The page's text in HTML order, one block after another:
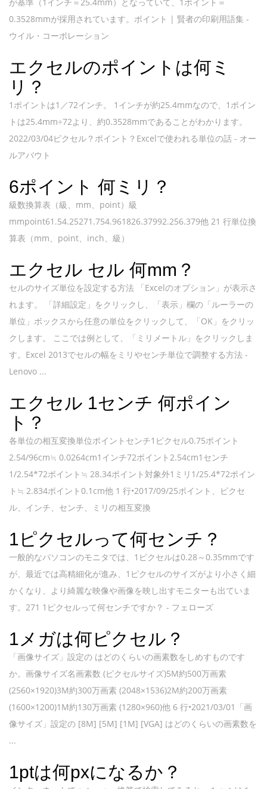
0.3528mmが採用されています。ポイント | 賢者の印刷用語集 -
ウイル・コーポレーション
エクセルのポイントは何ミ
リ？
1ポイントは1／72インチ。 1インチが約25.4mmなので、1ポイン
トは25.4mm÷72より、約0.3528mmであることがわかります。
2022/03/04ピクセル？ポイント？Excelで使われる単位の話 - オー
ルアバウト
6ポイント 何ミリ？
級数換算表（級、mm、point）級
mmpoint61.54.25271.754.961826.37992.256.379他 21 行単位換
算表（mm、point、inch、級）
エクセル セル 何mm？
セルのサイズ単位を設定する方法​ 「Excelのオプション」が表示さ
れます。 「詳細設定」をクリックし、「表示」欄の「ルーラーの
単位」ボックスから任意の単位をクリックして、「OK」をクリッ
クします。 ここでは例として、「ミリメートル」をクリックしま
す。Excel 2013でセルの幅をミリやセンチ単位で調整する方法 -
Lenovo ...
エクセル 1センチ 何ポイン
ト？
各単位の相互変換単位ポイントセンチ1ピクセル0.75ポイント
2.54/96cm≒ 0.0264cm1インチ72ポイント2.54cm1センチ
1/2.54*72ポイント≒ 28.34ポイント対象外1ミリ1/25.4*72ポイン
ト≒ 2.834ポイント0.1cm他 1 行•2017/09/25ポイント、ピクセ
ル、インチ、センチ、ミリの相互変換
1ピクセルって何センチ？
一般的なパソコンのモニタでは、1ピクセルは0.28～0.35mmです
が、最近では高精細化が進み、1ピクセルのサイズがより小さく細
かくなり、より綺麗な映像や画像を映し出すモニターも出ていま
す。271 1ピクセルって何センチですか？ - フェローズ
1メガは何ピクセル？
「画像サイズ」設定の はどのくらいの画素数をしめすものです
か。画像サイズ名画素数 (ピクセルサイズ)5M約500万画素
(2560×1920)3M約300万画素 (2048×1536)2M約200万画素
(1600×1200)1M約130万画素 (1280×960)他 6 行•2021/03/01「画
像サイズ」設定の [8M] [5M] [1M] [VGA] はどのくらいの画素数を
...
1ptは何pxになるか？